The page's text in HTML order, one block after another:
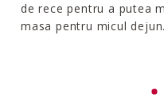
de rece pentru a putea
masa pentru micul dejun.